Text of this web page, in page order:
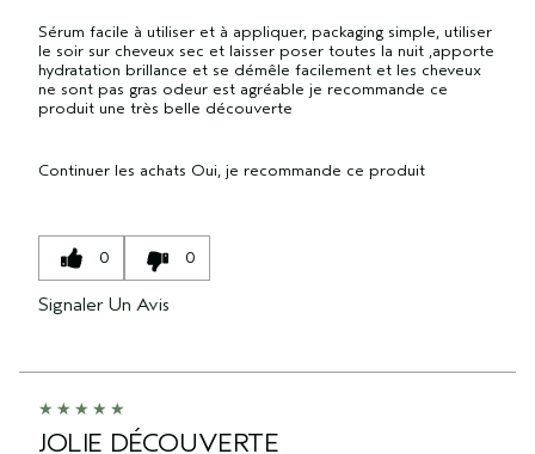
Sérum facile à utiliser et à appliquer, packaging simple, utiliser
le soir sur cheveux sec et laisser poser toutes la nuit ,apporte
hydratation brillance et se démêle facilement et les cheveux
ne sont pas gras odeur est agréable je recommande ce
produit une très belle découverte
Continuer les achats Oui, je recommande ce produit
0 0
Signaler Un Avis
JOLIE DÉCOUVERTE